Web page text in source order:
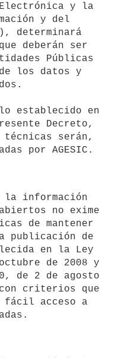
Electrónica y la
y del
determinará
deberán ser
Públicas
los datos y
Decreto,
serán,
no exime
de mantener
publicación de
en la Ley
de 2008 y
de 2 de agosto
criterios que
fácil acceso a